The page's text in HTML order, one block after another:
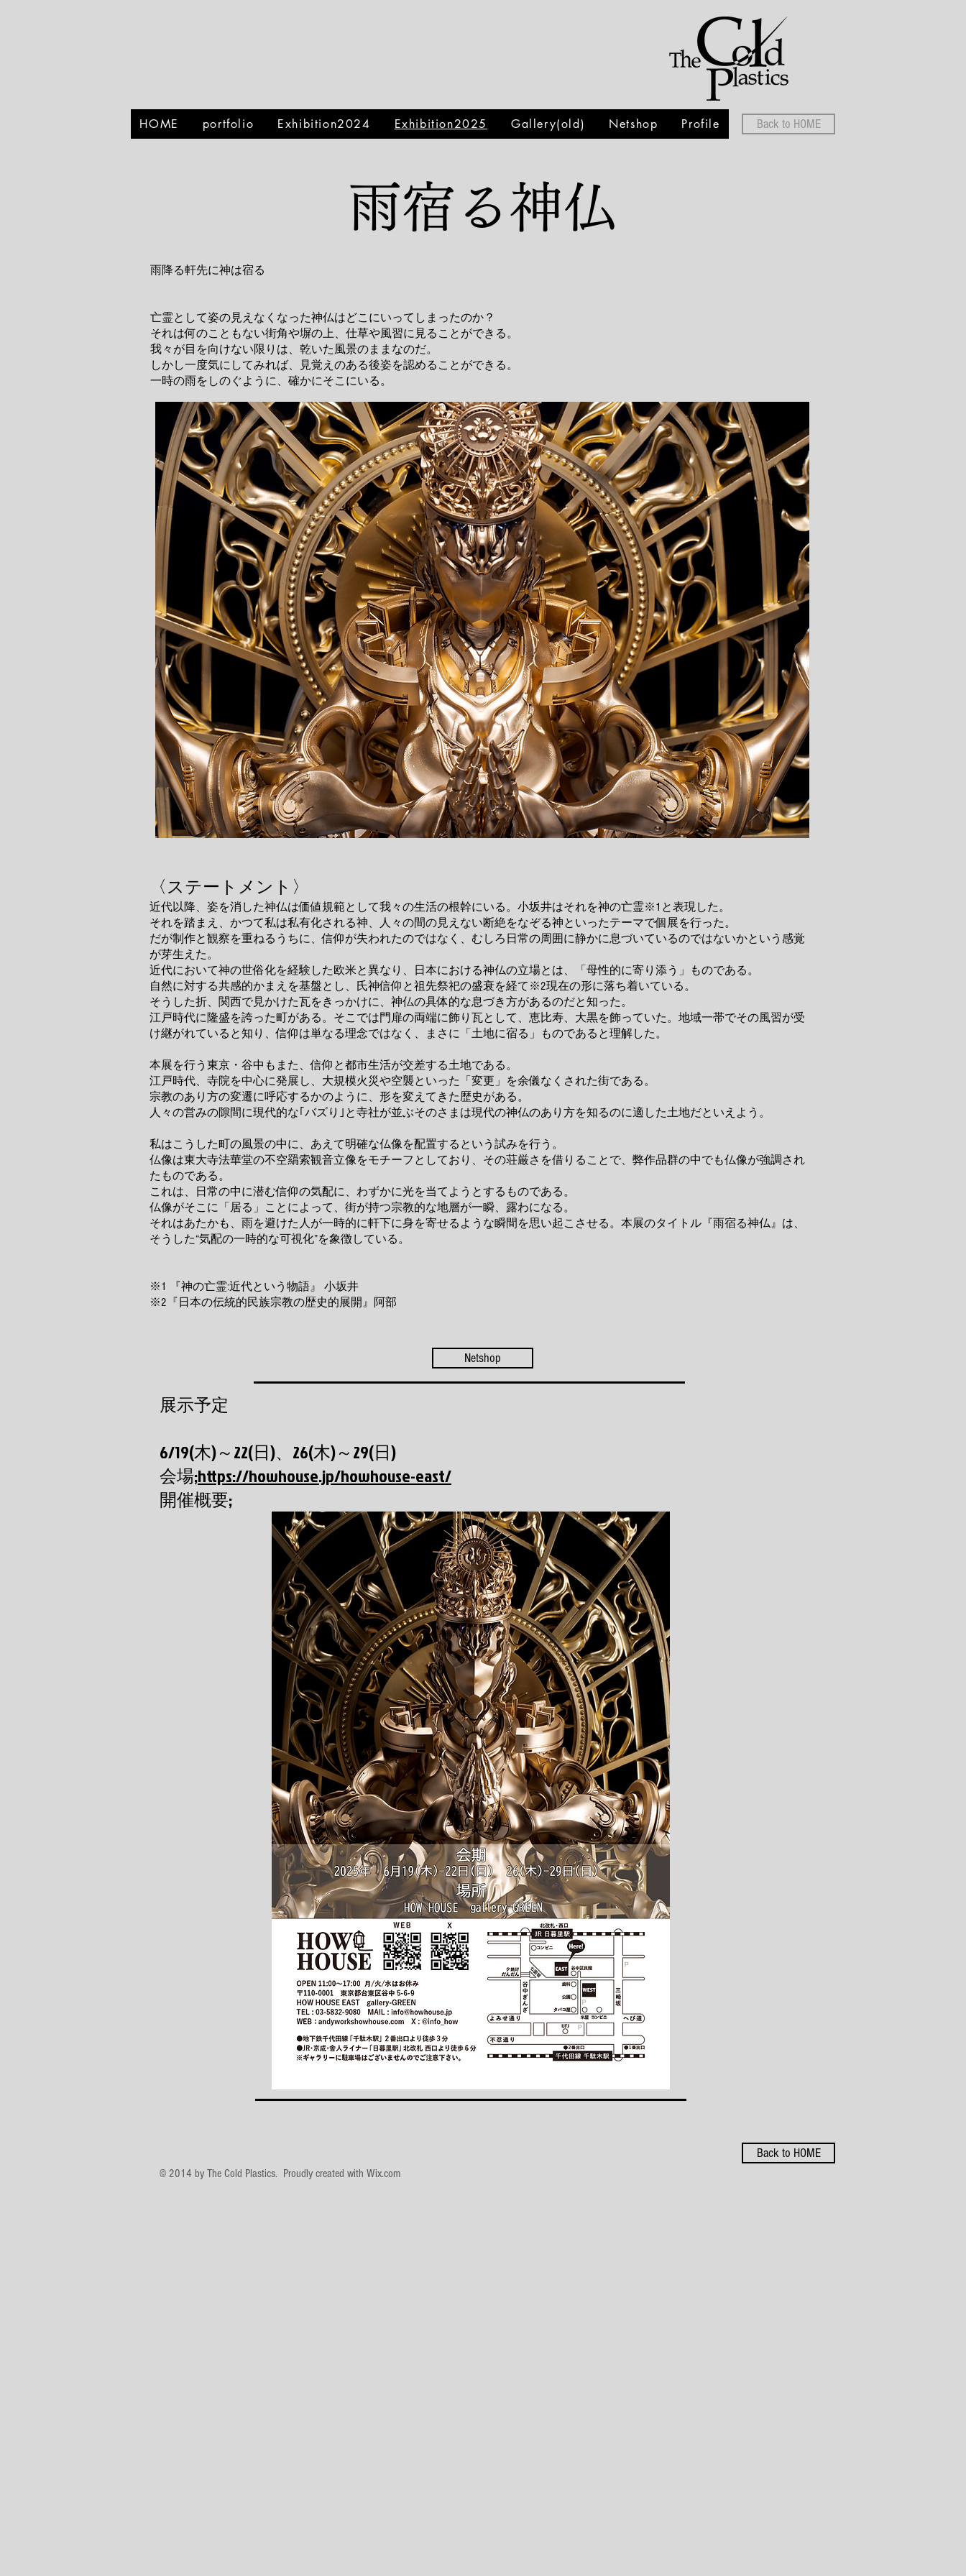
HOME portfolio Exhibition2024 Exhibition2025 Gallery(old) Netshop Profile Back to HOME
​雨宿る神仏
雨降る軒先に神は宿る
亡霊として姿の見えなくなった神仏はどこにいってしまったのか？
それは何のこともない街角や塀の上、仕草や風習に見ることができる。
我々が目を向けない限りは、乾いた風景のままなのだ。
しかし一度気にしてみれば、見覚えのある後姿を認めることができる。
一時の雨をしのぐように、確かにそこにいる。
〈ステートメント〉
近代以降、姿を消した神仏は価値規範として我々の生活の根幹にいる。 小坂井はそれを神の亡霊※1と表現した。
それを踏まえ、かつて私は私有化される神、人々の間の見えない断絶をなぞる神といったテーマで個展を行った。
だが制作と観察を重ねるうちに、信仰が失われたのではなく、むしろ日常の周囲に静かに息づいているのではないかという感覚
が芽生えた。
近代において神の世俗化を経験した欧米と異なり、日本における神仏の立場とは、「母性的に寄り添う」ものである。
自然に対する共感的かまえを基盤とし、氏神信仰と祖先祭祀の盛衰を経て※2現在の形に落ち着いている。
そうした折、関西で見かけた瓦をきっかけに、神仏の具体的な息づき方があるのだと知った。
江戸時代に隆盛を誇った町がある。そこでは門扉の両端に飾り瓦として、恵比寿、大黒を飾っていた。地域一帯でその風習が受
け継がれていると知り、信仰は単なる理念ではなく、まさに「土地に宿る」ものであると理解した。
本展を行う東京・谷中もまた、信仰と都市生活が交差する土地である。
江戸時代、寺院を中心に発展し、大規模火災や空襲といった「変更」を余儀なくされた街である。
宗教のあり方の変遷に呼応するかのように、形を変えてきた歴史がある。
人々の営みの隙間に現代的な｢バズり｣と寺社が並ぶそのさまは現代の神仏のあり方を知るのに適した土地だといえよう。
私はこうした町の風景の中に、あえて明確な仏像を配置するという試みを行う。
仏像は東大寺法華堂の不空羂索観音立像をモチーフとしており、その荘厳さを借りることで、弊作品群の中でも仏像が強調され
たものである。
これは、日常の中に潜む信仰の気配に、わずかに光を当てようとするものである。
仏像がそこに「居る」ことによって、街が持つ宗教的な地層が一瞬、露わになる。
それはあたかも、雨を避けた人が一時的に軒下に身を寄せるような瞬間を思い起こさせる。本展のタイトル『雨宿る神仏』は、
そうした“気配の一時的な可視化”を象徴している。
※1 『神の亡霊:近代という物語』 小坂井
※2『日本の伝統的民族宗教の歴史的展開』阿部
Netshop
展示予定
6/19(木)～22(日)、26(木)～29(日)
​会場;https://howhouse.jp/howhouse-east/
開催概要;
Back to HOME
© 2014 by The Cold Plastics. Proudly created with Wix.com